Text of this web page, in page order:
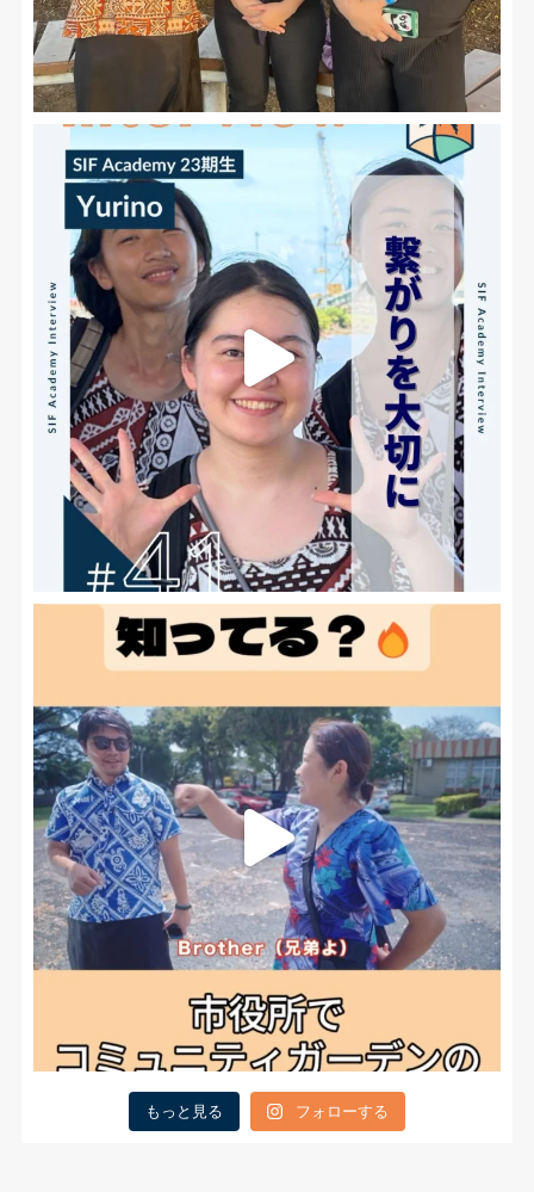
もっと見る フォローする